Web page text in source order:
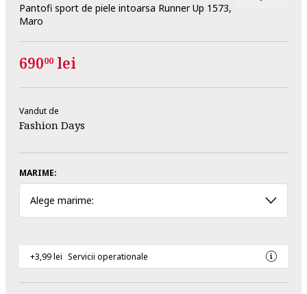
Pantofi sport de piele intoarsa Runner Up 1573,
Maro
69000 lei
Vandut de
Fashion Days
MARIME:
Alege marime:
+3,99 lei Servicii operationale